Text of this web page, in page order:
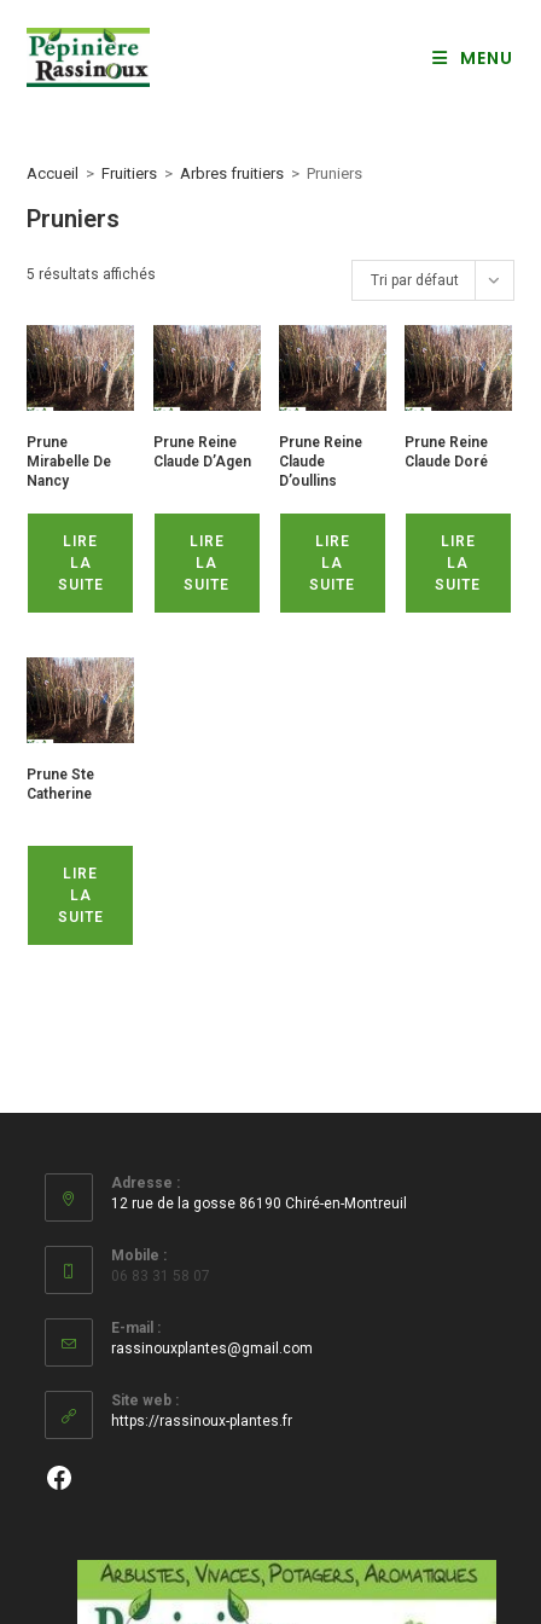
content
MENU
Accueil > Fruitiers > Arbres fruitiers > Pruniers
Pruniers
5 résultats affichés Tri par défaut
Prune
Mirabelle De
Nancy
LIRE
LA
SUITE
Prune Reine
Claude D’Agen
LIRE
LA
SUITE
Prune Reine
Claude
D’oullins
LIRE
LA
SUITE
Prune Reine
Claude Doré
LIRE
LA
SUITE
Prune Ste
Catherine
LIRE
LA
SUITE
Adresse :
12 rue de la gosse 86190 Chiré-en-Montreuil
Mobile :
06 83 31 58 07
E-mail :
rassinouxplantes@gmail.com
Site web :
https://rassinoux-plantes.fr
Facebook